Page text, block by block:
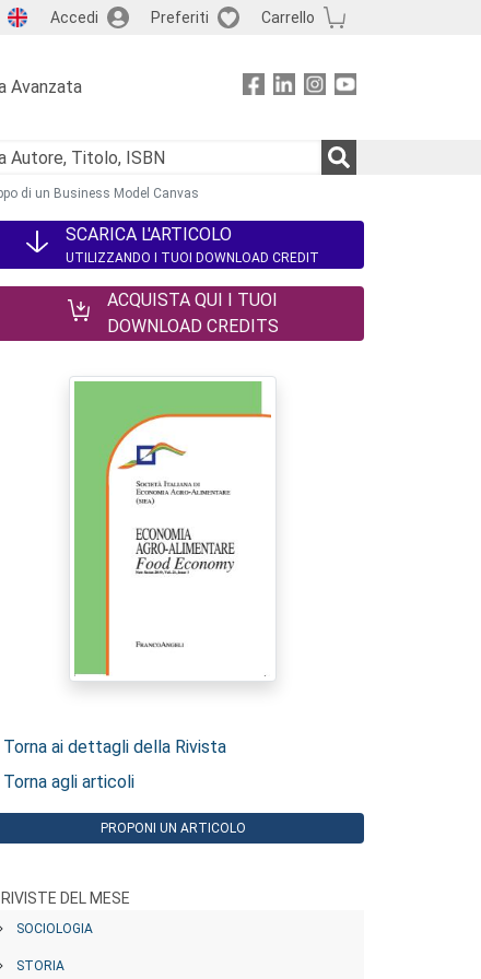
Accedi Preferiti Carrello
Avanzata
di un Business Model Canvas
SCARICA L'ARTICOLO
UTILIZZANDO I TUOI DOWNLOAD CREDIT
ACQUISTA QUI I TUOI
DOWNLOAD CREDITS
ai dettagli della Rivista
agli articoli
PROPONI UN ARTICOLO
RIVISTE DEL MESE
SOCIOLOGIA
STORIA